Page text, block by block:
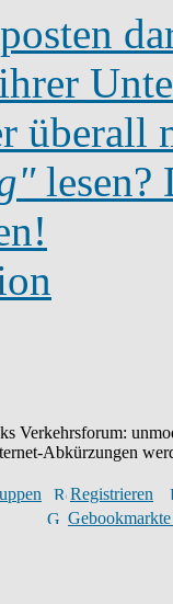
überall
lesen?
Verkehrsforum:
Abkürzungen
Registrieren